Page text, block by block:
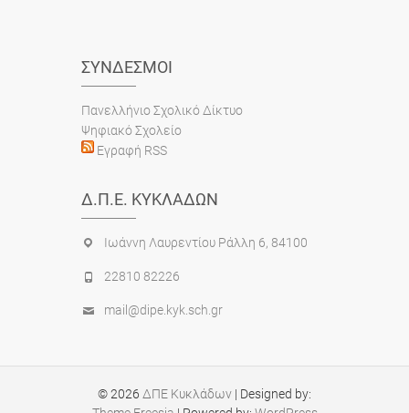
ΣΎΝΔΕΣΜΟΙ
Πανελλήνιο Σχολικό Δίκτυο
Ψηφιακό Σχολείο
Εγραφή RSS
Δ.Π.Ε. ΚΥΚΛΆΔΩΝ
Ιωάννη Λαυρεντίου Ράλλη 6, 84100
22810 82226
mail@dipe.kyk.sch.gr
© 2026 ΔΠΕ Κυκλάδων | Designed by: